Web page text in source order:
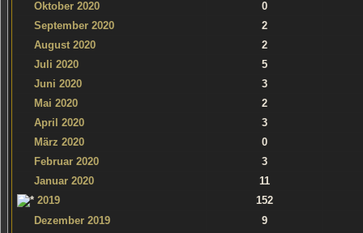
Oktober 2020
0
September 2020
2
August 2020
2
Juli 2020
5
Juni 2020
3
Mai 2020
2
April 2020
3
März 2020
0
Februar 2020
3
Januar 2020
11
2019
152
Dezember 2019
9